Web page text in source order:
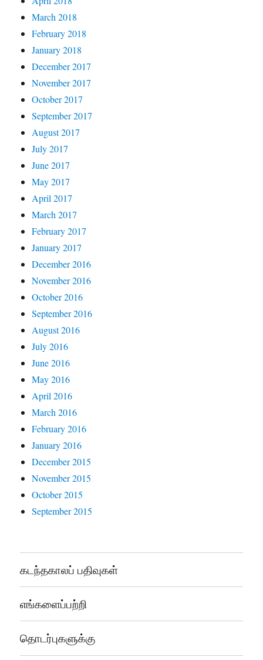
March 2018
February 2018
January 2018
December 2017
November 2017
October 2017
September 2017
August 2017
July 2017
June 2017
May 2017
April 2017
March 2017
February 2017
January 2017
December 2016
November 2016
October 2016
September 2016
August 2016
July 2016
June 2016
May 2016
April 2016
March 2016
February 2016
January 2016
December 2015
November 2015
October 2015
September 2015
கடந்தகாலப் பதிவுகள்
எங்களைப்பற்றி
தொடர்புகளுக்கு